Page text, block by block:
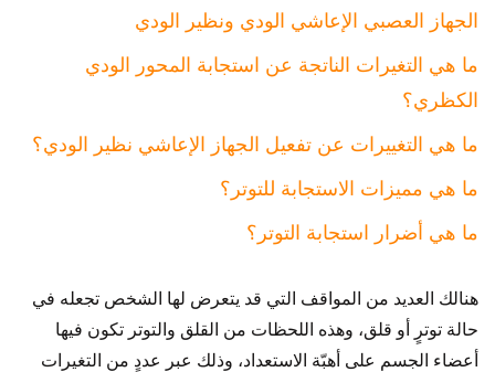
الجهاز العصبي الإعاشي الودي ونظير الودي
ما هي التغيرات الناتجة عن استجابة المحور الودي
الكظري؟
ما هي التغييرات عن تفعيل الجهاز الإعاشي نظير الودي؟
ما هي مميزات الاستجابة للتوتر؟
ما هي أضرار استجابة التوتر؟
هنالك العديد من المواقف التي قد يتعرض لها الشخص تجعله في
حالة توترٍ أو قلق، وهذه اللحظات من القلق والتوتر تكون فيها
أعضاء الجسم على أهبّة الاستعداد، وذلك عبر عددٍ من التغيرات